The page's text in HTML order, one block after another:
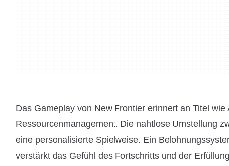
Das Gameplay von New Frontier erinnert an Titel
Ressourcenmanagement. Die nahtlose Umstellung
eine personalisierte Spielweise. Ein
verstärkt das Gefühl des Fortschritts und der